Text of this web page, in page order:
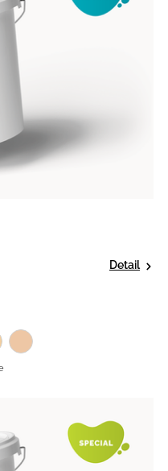
Detail